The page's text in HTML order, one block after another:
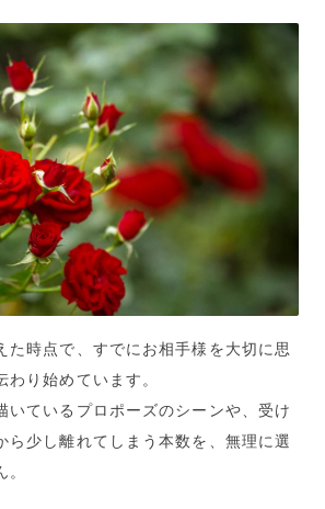
た時点で、すでにお相手様を大切に思
わり始めています。
いているプロポーズのシーンや、受け
ら少し離れてしまう本数を、無理に選